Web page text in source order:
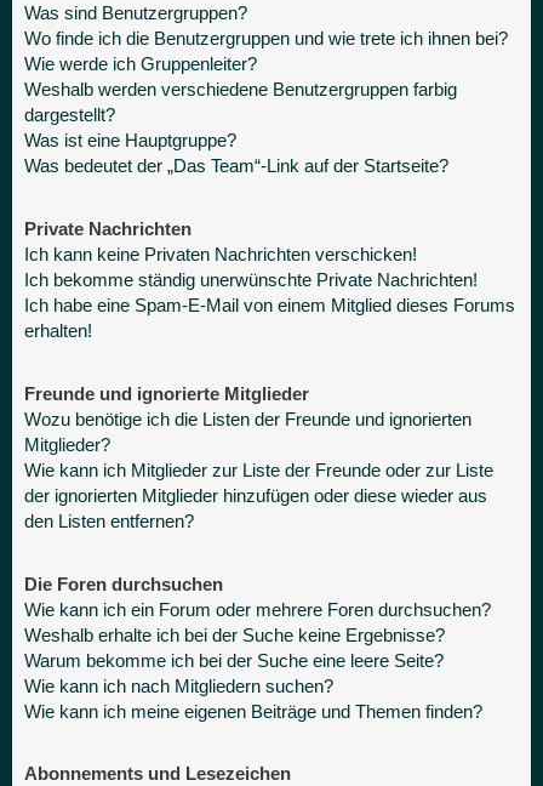
Was sind Benutzergruppen?
Wo finde ich die Benutzergruppen und wie trete ich ihnen bei?
Wie werde ich Gruppenleiter?
Weshalb werden verschiedene Benutzergruppen farbig
dargestellt?
Was ist eine Hauptgruppe?
Was bedeutet der „Das Team“-Link auf der Startseite?
Private Nachrichten
Ich kann keine Privaten Nachrichten verschicken!
Ich bekomme ständig unerwünschte Private Nachrichten!
Ich habe eine Spam-E-Mail von einem Mitglied dieses Forums
erhalten!
Freunde und ignorierte Mitglieder
Wozu benötige ich die Listen der Freunde und ignorierten
Mitglieder?
Wie kann ich Mitglieder zur Liste der Freunde oder zur Liste
der ignorierten Mitglieder hinzufügen oder diese wieder aus
den Listen entfernen?
Die Foren durchsuchen
Wie kann ich ein Forum oder mehrere Foren durchsuchen?
Weshalb erhalte ich bei der Suche keine Ergebnisse?
Warum bekomme ich bei der Suche eine leere Seite?
Wie kann ich nach Mitgliedern suchen?
Wie kann ich meine eigenen Beiträge und Themen finden?
Abonnements und Lesezeichen